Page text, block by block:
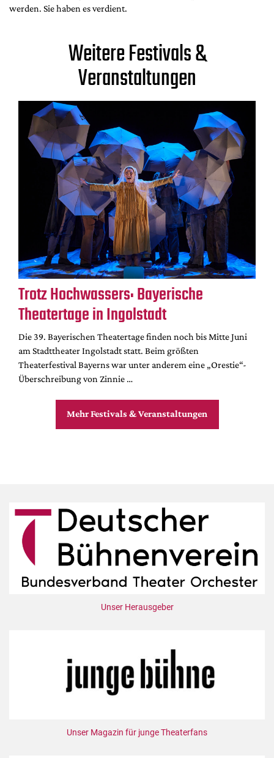
werden. Sie haben es verdient.
Weitere Festivals &
Veranstaltungen
Trotz Hochwassers: Bayerische
Theatertage in Ingolstadt
Die 39. Bayerischen Theatertage finden noch bis Mitte Juni
am Stadttheater Ingolstadt statt. Beim größten
Theaterfestival Bayerns war unter anderem eine „Orestie“-
Überschreibung von Zinnie …
Mehr Festivals & Veranstaltungen
Unser Herausgeber
Unser Magazin für junge Theaterfans